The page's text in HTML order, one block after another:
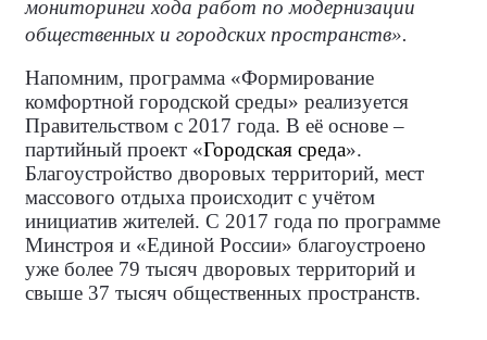
мониторинги хода работ по модернизации
общественных и городских пространств».
Напомним, программа «Формирование
комфортной городской среды» реализуется
Правительством с 2017 года. В её основе –
партийный проект «Городская среда».
Благоустройство дворовых территорий, мест
массового отдыха происходит c учётом
инициатив жителей. С 2017 года по программе
Минстроя и «Единой России» благоустроено
уже более 79 тысяч дворовых территорий и
свыше 37 тысяч общественных пространств.